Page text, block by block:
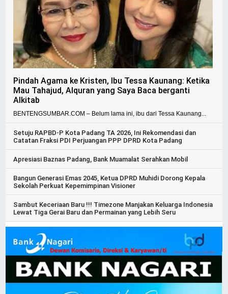
Pindah Agama ke Kristen, Ibu Tessa Kaunang: Ketika
Mau Tahajud, Alquran yang Saya Baca berganti
Alkitab
BENTENGSUMBAR.COM – Belum lama ini, ibu dari Tessa Kaunang...
Setuju RAPBD-P Kota Padang TA 2026, Ini Rekomendasi dan
Catatan Fraksi PDI Perjuangan PPP DPRD Kota Padang
Apresiasi Baznas Padang, Bank Muamalat Serahkan Mobil
Bangun Generasi Emas 2045, Ketua DPRD Muhidi Dorong Kepala
Sekolah Perkuat Kepemimpinan Visioner
Sambut Keceriaan Baru !!! Timezone Manjakan Keluarga Indonesia
Lewat Tiga Gerai Baru dan Permainan yang Lebih Seru